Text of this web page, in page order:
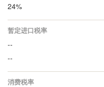
24%
暂定进口税率
--
--
消费税率